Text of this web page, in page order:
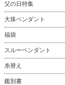
父の日特集
大珠ペンダント
福袋
スルーペンダント
糸替え
鑑別書